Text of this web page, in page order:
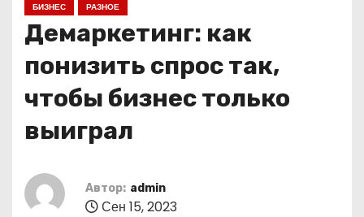
БИЗНЕС РАЗНОЕ
Демаркетинг: как
понизить спрос так,
чтобы бизнес только
выиграл
Автор: admin
Сен 15, 2023